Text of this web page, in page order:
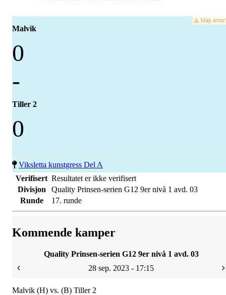
Malvik
0
-
Tiller 2
0
Viksletta kunstgress Del A
Verifisert Resultatet er ikke verifisert
Divisjon
Quality Prinsen-serien G12 9er nivå 1 avd. 03
Runde
17. runde
Kommende kamper
Quality Prinsen-serien G12 9er nivå 1 avd. 03
28 sep. 2023 - 17:15
Malvik (H) vs. (B) Tiller 2